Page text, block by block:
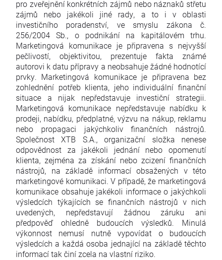
pro zveřejnění konkrétních zájmů nebo náznaků střetu
zájmů nebo jakékoli jiné rady, a to i v oblasti
investičního poradenství, ve smyslu zákona č.
256/2004 Sb., o podnikání na kapitálovém trhu.
Marketingová komunikace je připravena s nejvyšší
pečlivostí, objektivitou, prezentuje fakta známé
autorovi k datu přípravy a neobsahuje žádné hodnotící
prvky. Marketingová komunikace je připravena bez
zohlednění potřeb klienta, jeho individuální finanční
situace a nijak nepředstavuje investiční strategii.
Marketingová komunikace nepředstavuje nabídku k
prodeji, nabídku, předplatné, výzvu na nákup, reklamu
nebo propagaci jakýchkoliv finančních nástrojů.
Společnost XTB S.A., organizační složka nenese
odpovědnost za jakékoli jednání nebo opomenutí
klienta, zejména za získání nebo zcizení finančních
nástrojů, na základě informací obsažených v této
marketingové komunikaci. V případě, že marketingová
komunikace obsahuje jakékoli informace o jakýchkoli
výsledcích týkajících se finančních nástrojů v nich
uvedených, nepředstavují žádnou záruku ani
předpověď ohledně budoucích výsledků. Minulá
výkonnost nemusí nutně vypovídat o budoucích
výsledcích a každá osoba jednající na základě těchto
informací tak činí zcela na vlastní riziko.